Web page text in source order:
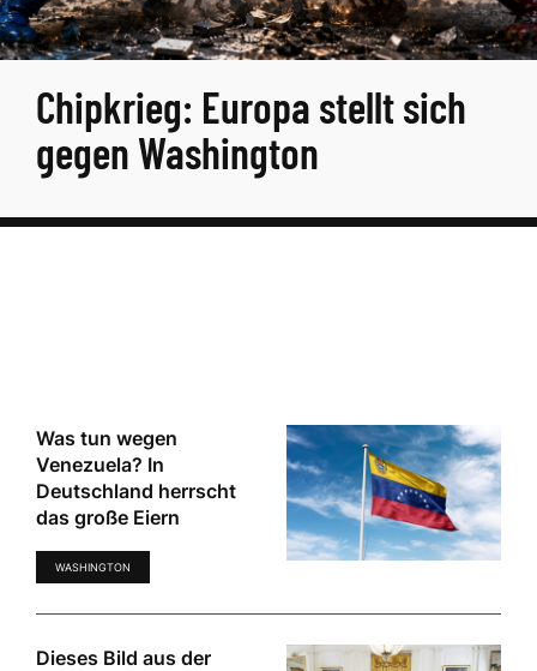
Chipkrieg: Europa stellt sich
gegen Washington
Was tun wegen
Venezuela? In
Deutschland herrscht
das große Eiern
WASHINGTON
Dieses Bild aus der